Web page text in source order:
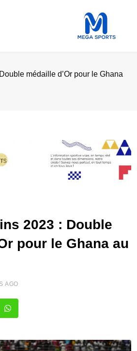
médaille d’Or pour le Ghana
2023 : Double
pour le Ghana au
AGO
Whatsapp